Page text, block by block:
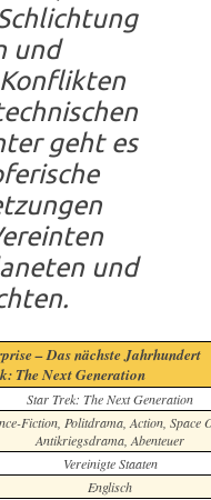
und
geht es
und
– Das nächste Jahrhundert
The Next Generation
Star Trek: The Next Generation
Fiction, Politdrama, Action, Space
Antikriegsdrama, Abenteuer
Vereinigte Staaten
Englisch